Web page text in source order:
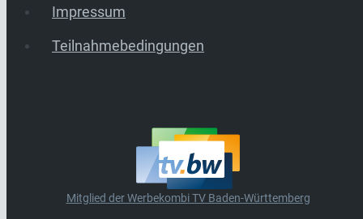
Impressum
Teilnahmebedingungen
Mitglied der Werbekombi TV Baden-Württemberg